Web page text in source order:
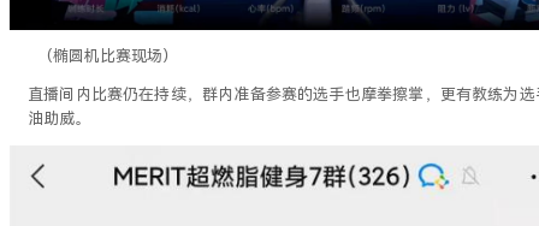
（椭圆机比赛现场）
直播间内比赛仍在持续，群内准备参赛的选手也摩拳擦掌，更有教练为选
油助威。